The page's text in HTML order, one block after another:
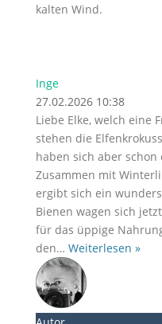
kalten Wind.
Inge
27.02.2026 10:38
Liebe Elke, welch eine
stehen die
haben sich aber
Zusammen mit
ergibt sich ein
Bienen wagen sich
für das üppige
den… Weiterlesen »